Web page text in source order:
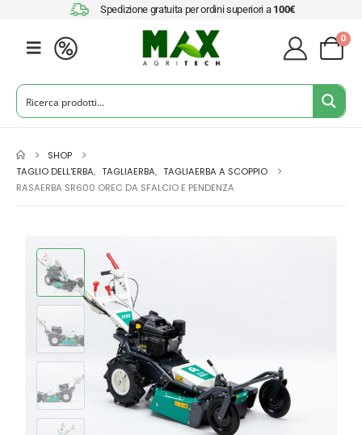
Spedizione gratuita per ordini superiori a 100€
0
SHOP
TAGLIO DELL'ERBA, TAGLIAERBA, TAGLIAERBA A SCOPPIO
RASAERBA SR600 OREC DA SFALCIO E PENDENZA